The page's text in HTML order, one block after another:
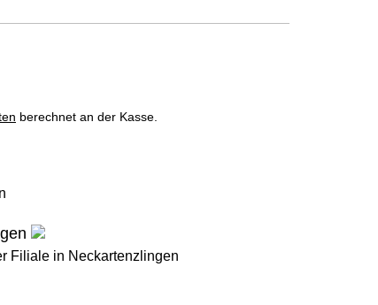
berechnet an der Kasse.
Filiale in Neckartenzlingen